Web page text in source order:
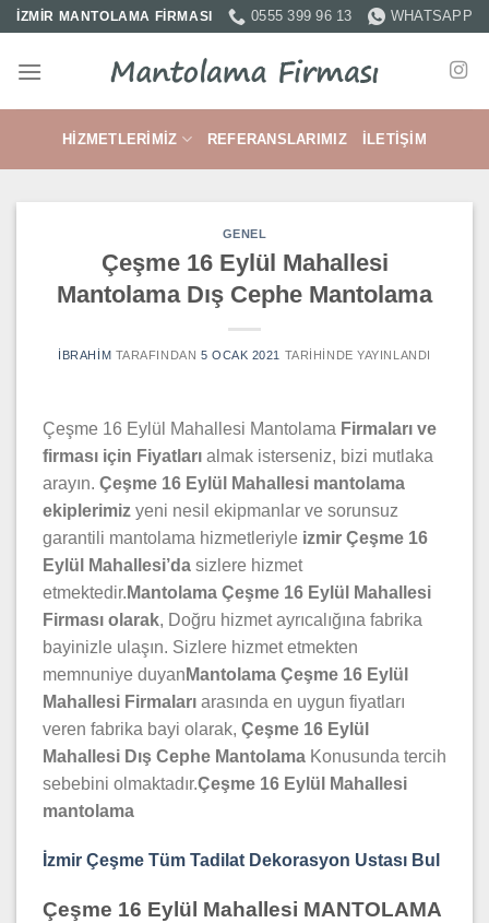
İçeriğe
İZMİR MANTOLAMA FİRMASI 0555 399 96 13 WHATSAPP
HIZMETLERIMIZ REFERANSLARIMIZ İLETIŞIM
GENEL
Çeşme 16 Eylül Mahallesi
Mantolama Dış Cephe Mantolama
IBRAHIM TARAFINDAN 5 OCAK 2021 TARIHINDE YAYINLANDI
Çeşme 16 Eylül Mahallesi Mantolama Firmaları ve
firması için Fiyatları almak isterseniz, bizi mutlaka
arayın. Çeşme 16 Eylül Mahallesi mantolama
ekiplerimiz yeni nesil ekipmanlar ve sorunsuz
garantili mantolama hizmetleriyle izmir Çeşme 16
Eylül Mahallesi’da sizlere hizmet
etmektedir. Mantolama Çeşme 16 Eylül Mahallesi
Firması olarak, Doğru hizmet ayrıcalığına fabrika
bayinizle ulaşın. Sizlere hizmet etmekten
memnuniye duyan Mantolama Çeşme 16 Eylül
Mahallesi Firmaları arasında en uygun fiyatları
veren fabrika bayi olarak, Çeşme 16 Eylül
Mahallesi Dış Cephe Mantolama Konusunda tercih
sebebini olmaktadır.Çeşme 16 Eylül Mahallesi
mantolama
İzmir Çeşme Tüm Tadilat Dekorasyon Ustası Bul
Çeşme 16 Eylül Mahallesi MANTOLAMA